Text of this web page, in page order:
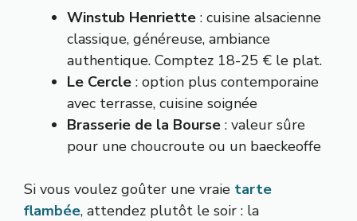
Winstub Henriette : cuisine alsacienne
classique, généreuse, ambiance
authentique. Comptez 18-25 € le plat.
Le Cercle : option plus contemporaine
avec terrasse, cuisine soignée
Brasserie de la Bourse : valeur sûre
pour une choucroute ou un baeckeoffe
Si vous voulez goûter une vraie tarte
flambée, attendez plutôt le soir : la